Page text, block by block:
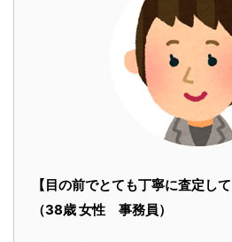
【目の前でとても丁寧に査定して
（38歳 女性 事務員）